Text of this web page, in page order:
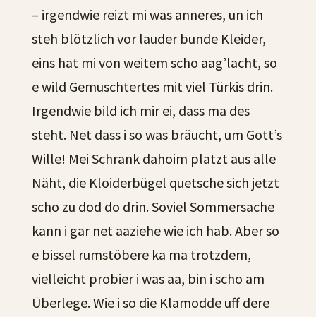
– irgendwie reizt mi was anneres, un ich
steh blötzlich vor lauder bunde Kleider,
eins hat mi von weitem scho aag’lacht, so
e wild Gemuschtertes mit viel Türkis drin.
Irgendwie bild ich mir ei, dass ma des
steht. Net dass i so was bräucht, um Gott’s
Wille! Mei Schrank dahoim platzt aus alle
Näht, die Kloiderbügel quetsche sich jetzt
scho zu dod do drin. Soviel Sommersache
kann i gar net aaziehe wie ich hab. Aber so
e bissel rumstöbere ka ma trotzdem,
vielleicht probier i was aa, bin i scho am
Überlege. Wie i so die Klamodde uff dere